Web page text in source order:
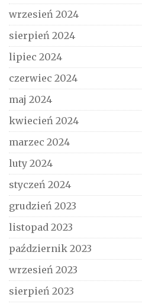
wrzesień 2024
sierpień 2024
lipiec 2024
czerwiec 2024
maj 2024
kwiecień 2024
marzec 2024
luty 2024
styczeń 2024
grudzień 2023
listopad 2023
październik 2023
wrzesień 2023
sierpień 2023